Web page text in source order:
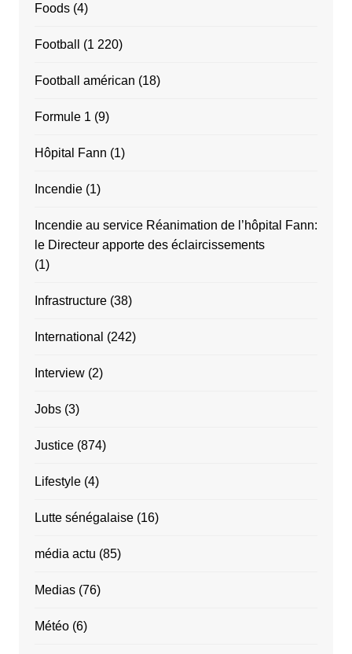
Foods(4)
Football (1 220)
Football américan (18)
Formule 1 (9)
Hôpital Fann (1)
Incendie(1)
Incendie au service Réanimation de l’hôpital Fann:
le Directeur apporte des éclaircissements
(1)
Infrastructure(38)
International (242)
Interview(2)
Jobs(3)
Justice(874)
Lifestyle(4)
Lutte sénégalaise(16)
média actu (85)
Medias(76)
Météo(6)